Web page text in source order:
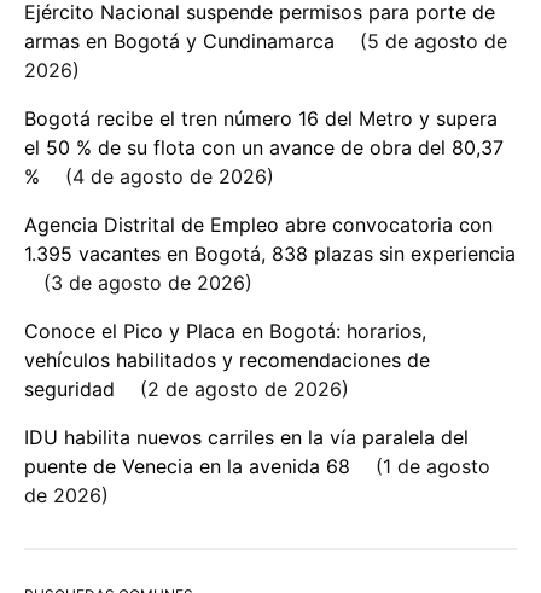
Ejército Nacional suspende permisos para porte de
armas en Bogotá y Cundinamarca
5 de agosto de
2026
Bogotá recibe el tren número 16 del Metro y supera
el 50 % de su flota con un avance de obra del 80,37
%
4 de agosto de 2026
Agencia Distrital de Empleo abre convocatoria con
1.395 vacantes en Bogotá, 838 plazas sin experiencia
3 de agosto de 2026
Conoce el Pico y Placa en Bogotá: horarios,
vehículos habilitados y recomendaciones de
seguridad
2 de agosto de 2026
IDU habilita nuevos carriles en la vía paralela del
puente de Venecia en la avenida 68
1 de agosto
de 2026